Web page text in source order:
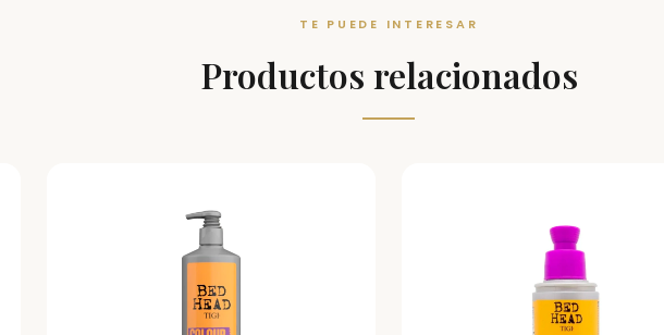
TE PUEDE INTERESAR
Productos relacionados